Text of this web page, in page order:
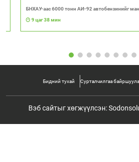
БНХАУ-аас 6000 тонн АИ-92 автобензинийг
9 цаг 38 мин
Бидний тухай Сурталчилгаа
Вэб сайтыг хөгжүүлсэн: